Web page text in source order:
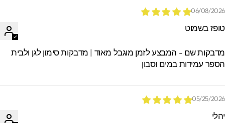
06/08/
בשמוט
שם - המבצע לזמן מוגבל מאוד | מדבקות סימון לגן ולבית
עמידות במים וסבון
05/25/